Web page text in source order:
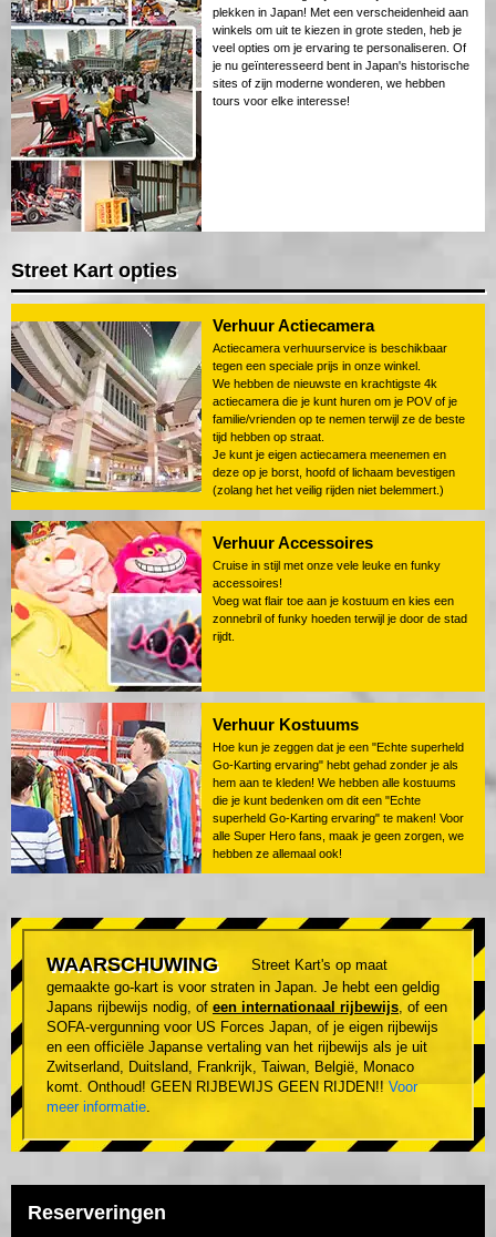
plekken in Japan! Met een verscheidenheid aan
winkels om uit te kiezen in grote steden, heb je
veel opties om je ervaring te personaliseren. Of
je nu geïnteresseerd bent in Japan's historische
sites of zijn moderne wonderen, we hebben
tours voor elke interesse!
Street Kart opties
Verhuur Actiecamera
Actiecamera verhuurservice is beschikbaar
tegen een speciale prijs in onze winkel.
We hebben de nieuwste en krachtigste 4k
actiecamera die je kunt huren om je POV of je
familie/vrienden op te nemen terwijl ze de beste
tijd hebben op straat.
Je kunt je eigen actiecamera meenemen en
deze op je borst, hoofd of lichaam bevestigen
(zolang het het veilig rijden niet belemmert.)
Verhuur Accessoires
Cruise in stijl met onze vele leuke en funky
accessoires!
Voeg wat flair toe aan je kostuum en kies een
zonnebril of funky hoeden terwijl je door de stad
rijdt.
Verhuur Kostuums
Hoe kun je zeggen dat je een "Echte superheld
Go-Karting ervaring" hebt gehad zonder je als
hem aan te kleden! We hebben alle kostuums
die je kunt bedenken om dit een "Echte
superheld Go-Karting ervaring" te maken! Voor
alle Super Hero fans, maak je geen zorgen, we
hebben ze allemaal ook!
WAARSCHUWING
Street Kart's op maat
gemaakte go-kart is voor straten in Japan. Je hebt een geldig
Japans rijbewijs nodig, of een internationaal rijbewijs, of een
SOFA-vergunning voor US Forces Japan, of je eigen rijbewijs
en een officiële Japanse vertaling van het rijbewijs als je uit
Zwitserland, Duitsland, Frankrijk, Taiwan, België, Monaco
komt. Onthoud! GEEN RIJBEWIJS GEEN RIJDEN!! Voor
meer informatie.
Reserveringen